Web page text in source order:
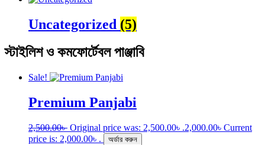
Uncategorized (5)
স্টাইলিশ ও কমফোর্টেবল পাঞ্জাবি
Sale!
Premium Panjabi
2,500.00৳ Original price was: 2,500.00৳ .2,000.00৳ Current
price is: 2,000.00৳ .
অর্ডার করুন